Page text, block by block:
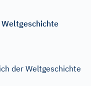
der Weltgeschichte